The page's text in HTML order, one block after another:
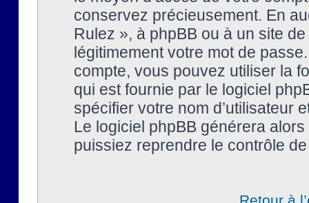
conservez précieusement. En
Rulez », à phpBB ou à un site
légitimement votre mot de
compte, vous pouvez utiliser la
qui est fournie par le logiciel
spécifier votre nom d’utilisateur
Le logiciel phpBB générera
puissiez reprendre le contrôle